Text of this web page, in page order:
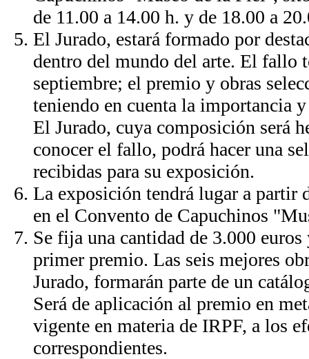
de 11.00 a 14.00 h. y de 18.00 a
El Jurado, estará formado por
dentro del mundo del arte. El fallo
septiembre; el premio y obras
teniendo en cuenta la importancia
El Jurado, cuya composición será
conocer el fallo, podrá hacer una
recibidas para su exposición.
La exposición tendrá lugar a partir
en el Convento de Capuchinos
Se fija una cantidad de 3.000
primer premio. Las seis mejores
Jurado, formarán parte de un
Será de aplicación al premio en
vigente en materia de IRPF, a los
correspondientes.